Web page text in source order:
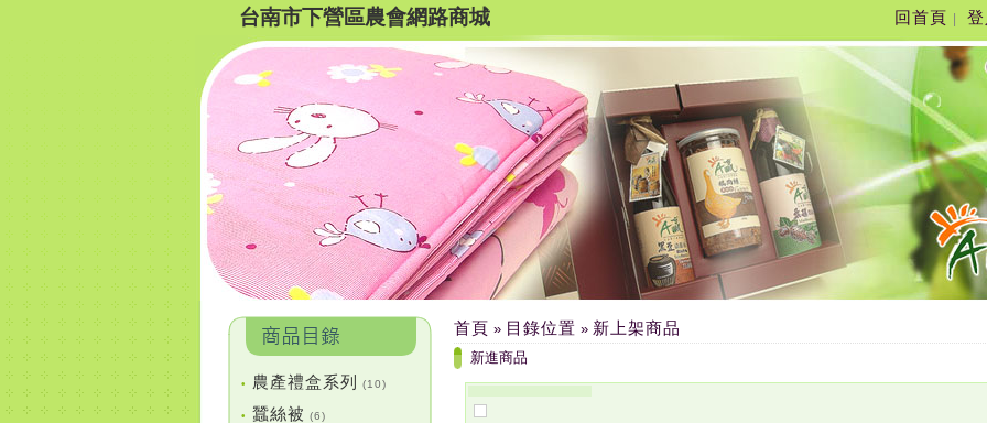
台南市下營區農會網路商城 回首頁
• 農產禮盒系列 (10)
• 蠶絲被 (6)
首頁 » 目錄位置 » 新上架商品
新進商品